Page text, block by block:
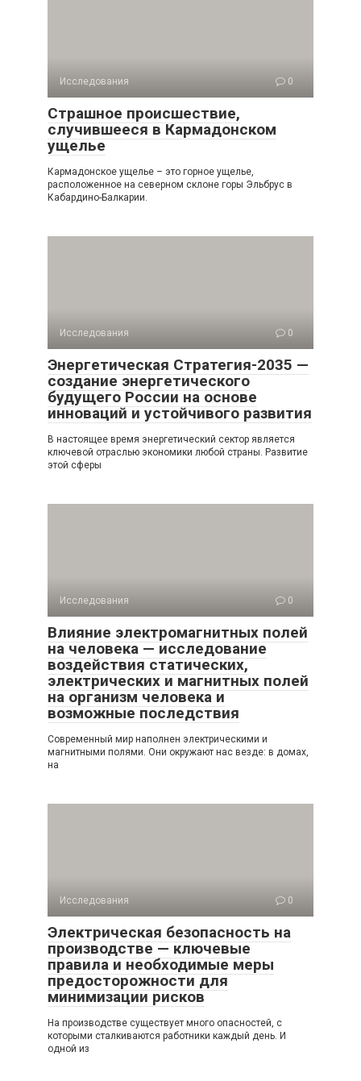
Исследования 0
Страшное происшествие,
случившееся в Кармадонском
ущелье
Кармадонское ущелье – это горное ущелье,
расположенное на северном склоне горы Эльбрус в
Кабардино-Балкарии.
Исследования 0
Энергетическая Стратегия-2035 —
создание энергетического
будущего России на основе
инноваций и устойчивого развития
В настоящее время энергетический сектор является
ключевой отраслью экономики любой страны. Развитие
этой сферы
Исследования 0
Влияние электромагнитных полей
на человека — исследование
воздействия статических,
электрических и магнитных полей
на организм человека и
возможные последствия
Современный мир наполнен электрическими и
магнитными полями. Они окружают нас везде: в домах,
на
Исследования 0
Электрическая безопасность на
производстве — ключевые
правила и необходимые меры
предосторожности для
минимизации рисков
На производстве существует много опасностей, с
которыми сталкиваются работники каждый день. И
одной из